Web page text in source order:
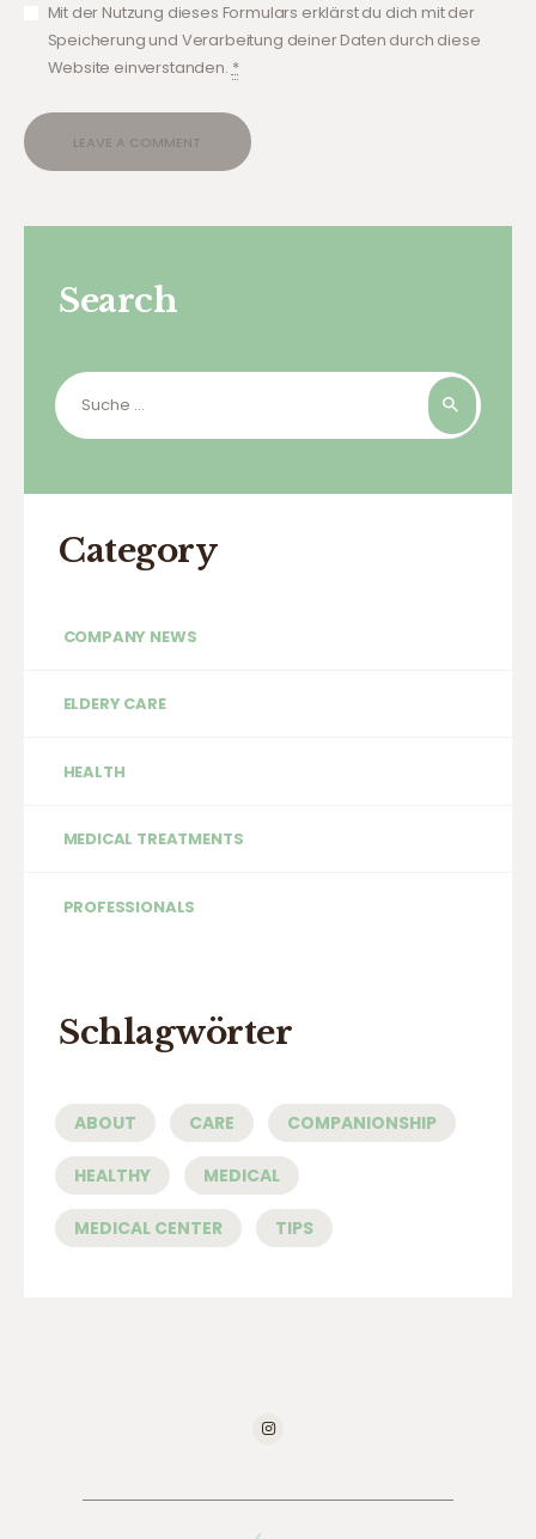
Mit der Nutzung dieses Formulars erklärst du dich mit der
Speicherung und Verarbeitung deiner Daten durch diese
Website einverstanden. *
Search
Suche
nach:
Category
COMPANY NEWS
ELDERY CARE
HEALTH
MEDICAL TREATMENTS
PROFESSIONALS
Schlagwörter
ABOUT CARE COMPANIONSHIP
HEALTHY MEDICAL
MEDICAL CENTER TIPS